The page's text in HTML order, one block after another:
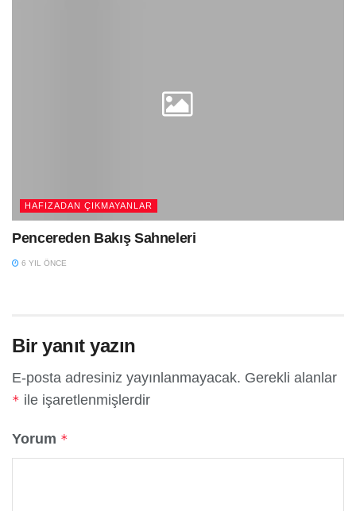
HAFIZADAN ÇIKMAYANLAR
Pencereden Bakış Sahneleri
6 YIL ÖNCE
Bir yanıt yazın
E-posta adresiniz yayınlanmayacak. Gerekli alanlar
* ile işaretlenmişlerdir
Yorum *